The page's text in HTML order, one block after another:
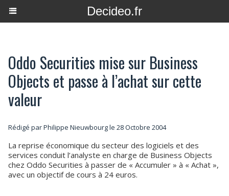
Decideo.fr
Oddo Securities mise sur Business
Objects et passe à l’achat sur cette
valeur
Rédigé parPhilippe Nieuwbourgle 28 Octobre 2004
La reprise économique du secteur des logiciels et des
services conduit l’analyste en charge de Business Objects
chez Oddo Securities à passer de « Accumuler » à « Achat »,
avec un objectif de cours à 24 euros.